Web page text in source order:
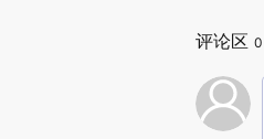
评论区 0